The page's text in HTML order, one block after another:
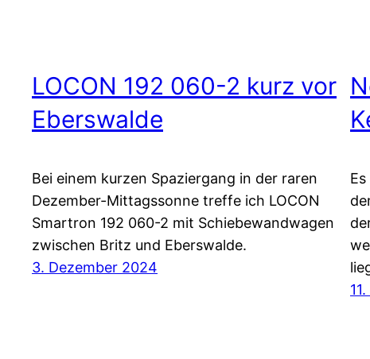
LOCON 192 060-2 kurz vor
Eberswalde
Bei einem kurzen Spaziergang in der raren
Dezember-Mittagssonne treffe ich LOCON
Smartron 192 060-2 mit Schiebewandwagen
zwischen Britz und Eberswalde.
3. Dezember 2024